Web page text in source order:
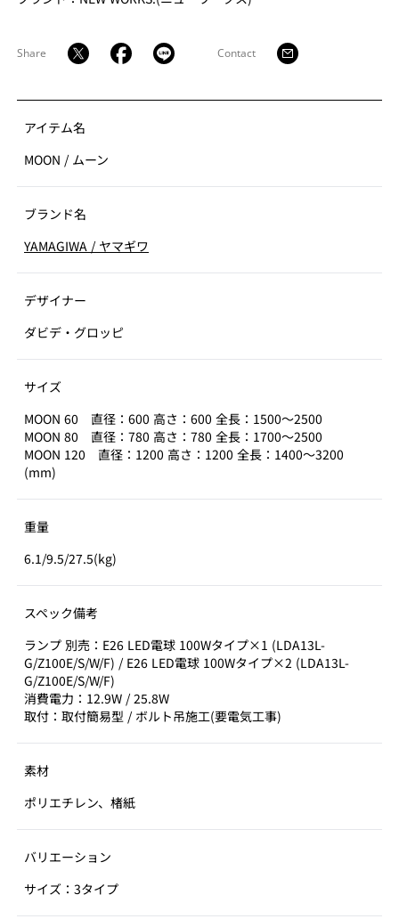
Share Contact
アイテム名
MOON / ムーン
ブランド名
YAMAGIWA / ヤマギワ
デザイナー
ダビデ・グロッピ
サイズ
MOON 60 直径：600 高さ：600 全長：1500～2500
MOON 80 直径：780 高さ：780 全長：1700～2500
MOON 120 直径：1200 高さ：1200 全長：1400～3200
(mm)
重量
6.1/9.5/27.5(kg)
スペック備考
ランプ 別売：E26 LED電球 100Wタイプ×1 (LDA13L-
G/Z100E/S/W/F) / E26 LED電球 100Wタイプ×2 (LDA13L-
G/Z100E/S/W/F)
消費電力：12.9W / 25.8W
取付：取付簡易型 / ボルト吊施工(要電気工事)
素材
ポリエチレン、楮紙
バリエーション
サイズ：3タイプ